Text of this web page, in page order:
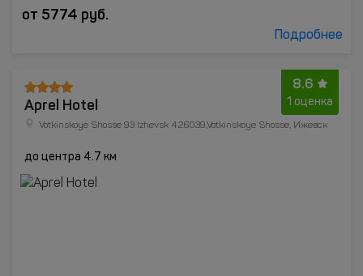
от 5774 руб.
Подробнее
8.6
1 оценка
Aprel Hotel
Votkinskoye Shosse 93 Izhevsk 426039,Votkinskoye Shosse, Ижевск
до центра 4.7 км